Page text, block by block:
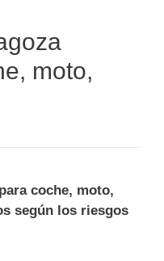
moto,
coche, moto,
según los riesgos